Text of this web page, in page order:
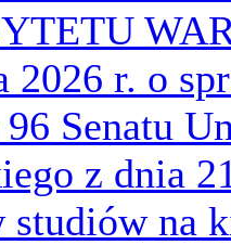
2026 r. o
Senatu
z dnia
studiów na